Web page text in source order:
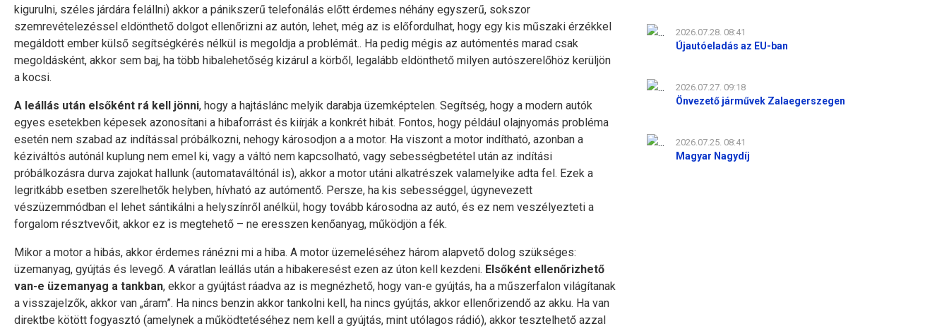
kigurulni, széles járdára felállni) akkor a pánikszerű telefonálás előtt érdemes néhány egyszerű, sokszor
szemrevételezéssel eldönthető dolgot ellenőrizni az autón, lehet, még az is előfordulhat, hogy egy kis műszaki érzékkel
megáldott ember külső segítségkérés nélkül is megoldja a problémát.. Ha pedig mégis az autómentés marad csak
megoldásként, akkor sem baj, ha több hibalehetőség kizárul a körből, legalább eldönthető milyen autószerelőhöz kerüljön
a kocsi.
A leállás után elsőként rá kell jönni, hogy a hajtáslánc melyik darabja üzemképtelen. Segítség, hogy a modern autók
egyes esetekben képesek azonosítani a hibaforrást és kiírják a konkrét hibát. Fontos, hogy például olajnyomás probléma
esetén nem szabad az indítással próbálkozni, nehogy károsodjon a a motor. Ha viszont a motor indítható, azonban a
kéziváltós autónál kuplung nem emel ki, vagy a váltó nem kapcsolható, vagy sebességbetétel után az indítási
próbálkozásra durva zajokat hallunk (automataváltónál is), akkor a motor utáni alkatrészek valamelyike adta fel. Ezek a
legritkább esetben szerelhetők helyben, hívható az autómentő. Persze, ha kis sebességgel, úgynevezett
vészüzemmódban el lehet sántikálni a helyszínről anélkül, hogy tovább károsodna az autó, és ez nem veszélyezteti a
forgalom résztvevőit, akkor ez is megtehető – ne eresszen kenőanyag, működjön a fék.
Mikor a motor a hibás, akkor érdemes ránézni mi a hiba. A motor üzemeléséhez három alapvető dolog szükséges:
üzemanyag, gyújtás és levegő. A váratlan leállás után a hibakeresést ezen az úton kell kezdeni. Elsőként ellenőrizhető
van-e üzemanyag a tankban, ekkor a gyújtást ráadva az is megnézhető, hogy van-e gyújtás, ha a műszerfalon világítanak
a visszajelzők, akkor van „áram”. Ha nincs benzin akkor tankolni kell, ha nincs gyújtás, akkor ellenőrizendő az akku. Ha van
direktbe kötött fogyasztó (amelynek a működtetéséhez nem kell a gyújtás, mint utólagos rádió), akkor tesztelhető azzal
2026.07.28. 08:41
Újautóeladás az EU-ban
2026.07.27. 09:18
Önvezető járművek Zalaegerszegen
2026.07.25. 08:41
Magyar Nagydíj